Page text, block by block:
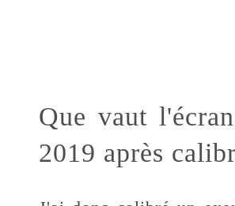
Que vaut
2019 après